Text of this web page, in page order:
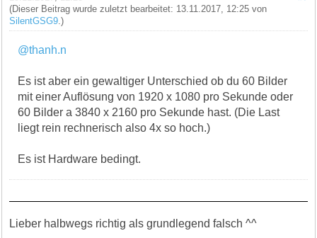
(Dieser Beitrag wurde zuletzt bearbeitet: 13.11.2017, 12:25 von
SilentGSG9 .)
@thanh.n
Es ist aber ein gewaltiger Unterschied ob du 60 Bilder
mit einer Auflösung von 1920 x 1080 pro Sekunde oder
60 Bilder a 3840 x 2160 pro Sekunde hast. (Die Last
liegt rein rechnerisch also 4x so hoch.)
Es ist Hardware bedingt.
Lieber halbwegs richtig als grundlegend falsch ^^